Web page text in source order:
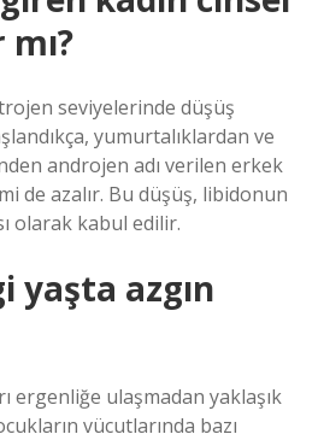
seviyelerinde düşüş
yumurtalıklardan ve
androjen adı verilen erkek
de azalır. Bu düşüş, libidonun
olarak kabul edilir.
yaşta azgın
ergenliğe ulaşmadan yaklaşık
vücutlarında bazı